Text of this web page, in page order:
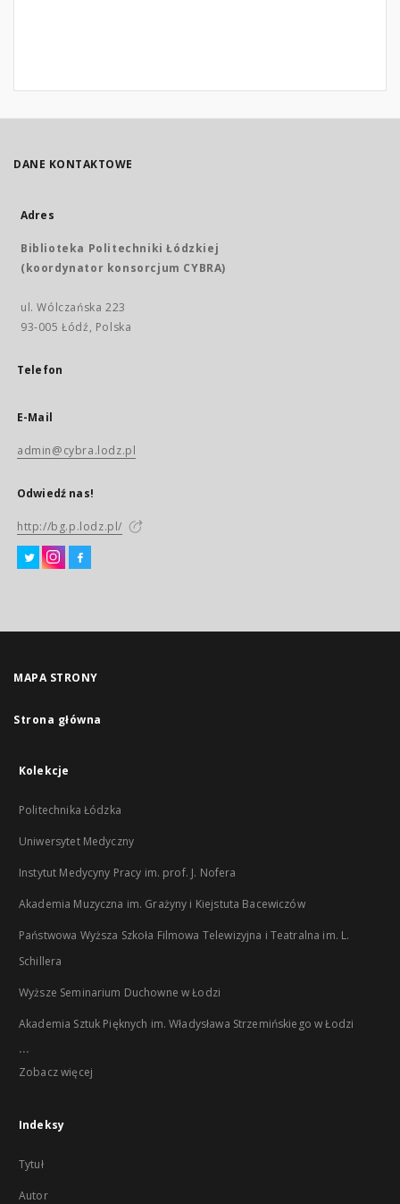
DANE KONTAKTOWE
Adres
Biblioteka Politechniki Łódzkiej
(koordynator konsorcjum CYBRA)
ul. Wólczańska 223
93-005 Łódź, Polska
Telefon
E-Mail
admin@cybra.lodz.pl
Odwiedź nas!
http://bg.p.lodz.pl/
MAPA STRONY
Strona główna
Kolekcje
Politechnika Łódzka
Uniwersytet Medyczny
Instytut Medycyny Pracy im. prof. J. Nofera
Akademia Muzyczna im. Grażyny i Kiejstuta Bacewiczów
Państwowa Wyższa Szkoła Filmowa Telewizyjna i Teatralna im. L.
Schillera
Wyższe Seminarium Duchowne w Łodzi
Akademia Sztuk Pięknych im. Władysława Strzemińskiego w Łodzi
...
Zobacz więcej
Indeksy
Tytuł
Autor